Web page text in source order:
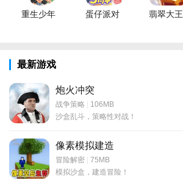
重生少年 蛋仔派对 翡翠大王
最新游戏
炮火冲突
战争策略 | 106MB
沙盒乱斗，策略性对战！
像素模拟建造
冒险解密 | 75MB
模拟沙盒，建造冒险！